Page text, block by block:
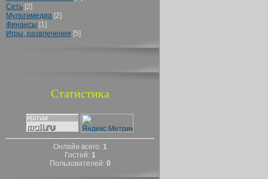
Сеть [2]
Мультимедиа [2]
Финансы [1]
Игры, развлечения [5]
Статистика
Онлайн всего: 1
Гостей: 1
Пользователей: 0